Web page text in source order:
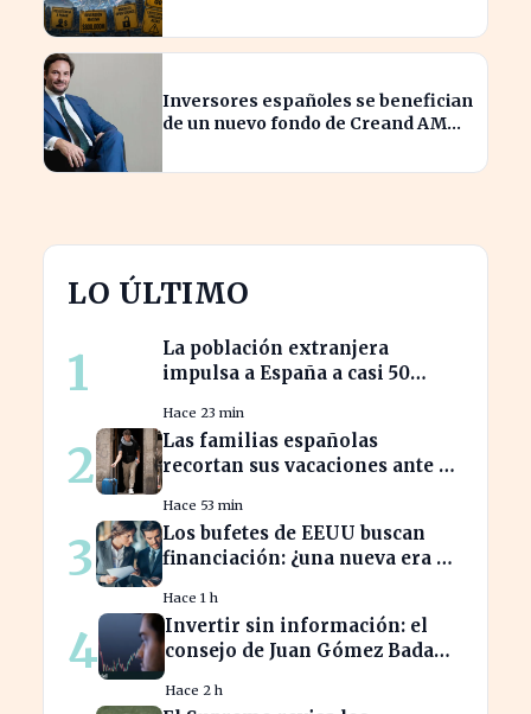
Inversores españoles se benefician
de un nuevo fondo de Creand AM
LO ÚLTIMO
1
La población extranjera
impulsa a España a casi 50
cifras récord
Hace 23 min
2
Las familias españolas
recortan sus vacaciones ante un
Hace 53 min
3
Los bufetes de EEUU buscan
financiación: ¿una nueva era de
Hace 1 h
4
Invertir sin información: el
consejo de Juan Gómez Bada
Hace 2 h